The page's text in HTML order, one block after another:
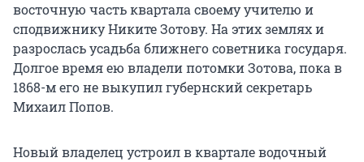
восточную часть квартала своему учителю и
сподвижнику Никите Зотову. На этих землях и
разрослась усадьба ближнего советника государя.
Долгое время ею владели потомки Зотова, пока в
1868-м его не выкупил губернский секретарь
Михаил Попов.
Новый владелец устроил в квартале водочный